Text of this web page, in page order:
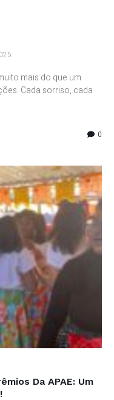
mais do que um
Cada sorriso, cada
0
Da APAE: Um